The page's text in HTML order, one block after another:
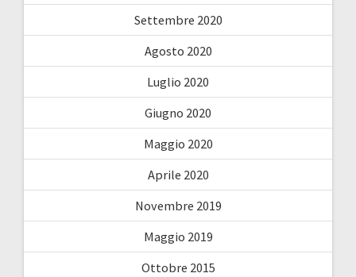
Settembre 2020
Agosto 2020
Luglio 2020
Giugno 2020
Maggio 2020
Aprile 2020
Novembre 2019
Maggio 2019
Ottobre 2015